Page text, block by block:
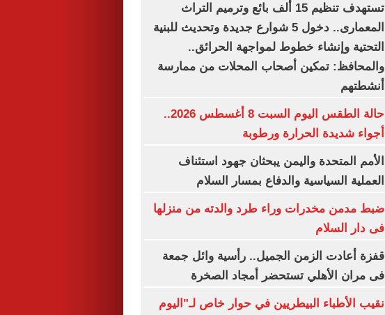
تستهدف تنظيم 15 ألف بائع وترميم التراث
المعمارى.. دخول 5 شوارع جديدة وتحديث للبنية
التحتية وإنشاء خطوط لمواجهة الحرائق..
والمحافظ: تمكين أصحاب المحلات من ممارسة
أنشطتهم
حالة الطقس اليوم السبت 8 أغسطس 2026..
أجواء شديدة الحرارة ورطوبة
الأمم المتحدة واليمن يبحثان جهود استئناف
العملية السياسية والدفاع بمسار السلام
ضبط مدمن مخدرات وراء طرد والدته من منزلها
فى دار السلام
قفزة أعادت الزمن الجميل.. رأسية وائل جمعة
فى مران الأهلي تستحضر أمجاد الصخرة
نقيب الأطباء البيطريين في حوار خاص لـ"اليوم